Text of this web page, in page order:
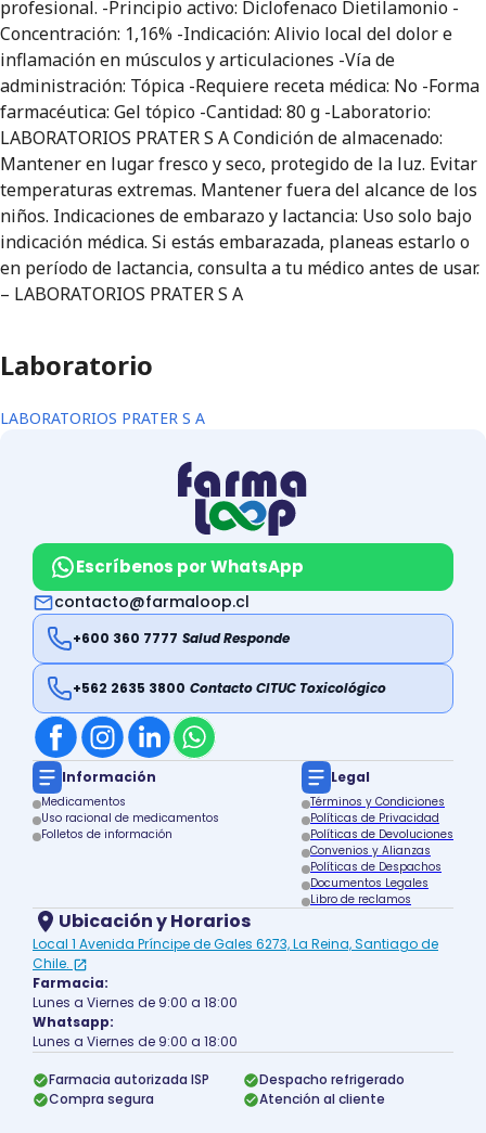
profesional. -Principio activo: Diclofenaco Dietilamonio -
Concentración: 1,16% -Indicación: Alivio local del dolor e
inflamación en músculos y articulaciones -Vía de
administración: Tópica -Requiere receta médica: No -Forma
farmacéutica: Gel tópico -Cantidad: 80 g -Laboratorio:
LABORATORIOS PRATER S A Condición de almacenado:
Mantener en lugar fresco y seco, protegido de la luz. Evitar
temperaturas extremas. Mantener fuera del alcance de los
niños. Indicaciones de embarazo y lactancia: Uso solo bajo
indicación médica. Si estás embarazada, planeas estarlo o
en período de lactancia, consulta a tu médico antes de usar.
– LABORATORIOS PRATER S A
Laboratorio
LABORATORIOS PRATER S A
Escríbenos por WhatsApp
contacto@farmaloop.cl
+600 360 7777 Salud Responde
+562 2635 3800 Contacto CITUC Toxicológico
Información
Medicamentos
Uso racional de medicamentos
Folletos de información
Legal
Términos y Condiciones
Políticas de Privacidad
Políticas de Devoluciones
Convenios y Alianzas
Políticas de Despachos
Documentos Legales
Libro de reclamos
Ubicación y Horarios
Local 1 Avenida Príncipe de Gales 6273, La Reina, Santiago de
Chile.
Farmacia:
Lunes a Viernes de 9:00 a 18:00
Whatsapp:
Lunes a Viernes de 9:00 a 18:00
Farmacia autorizada ISP
Despacho refrigerado
Compra segura
Atención al cliente